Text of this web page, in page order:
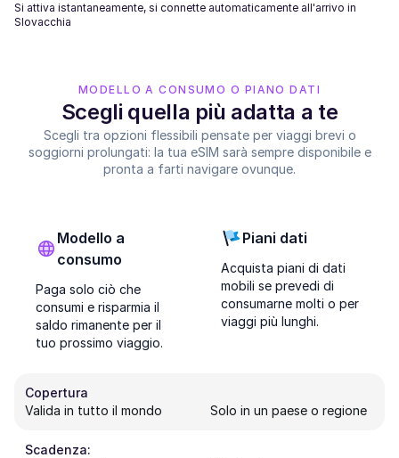
Si attiva istantaneamente, si connette automaticamente all'arrivo in
Slovacchia
MODELLO A CONSUMO O PIANO DATI
Scegli quella più adatta a te
Scegli tra opzioni flessibili pensate per viaggi brevi o
soggiorni prolungati: la tua eSIM sarà sempre disponibile e
pronta a farti navigare ovunque.
Modello a
consumo
Paga solo ciò che
consumi e risparmia il
saldo rimanente per il
tuo prossimo viaggio.
Piani dati
Acquista piani di dati
mobili se prevedi di
consumarne molti o per
viaggi più lunghi.
Copertura
Valida in tutto il mondo
Solo in un paese o regione
Scadenza: